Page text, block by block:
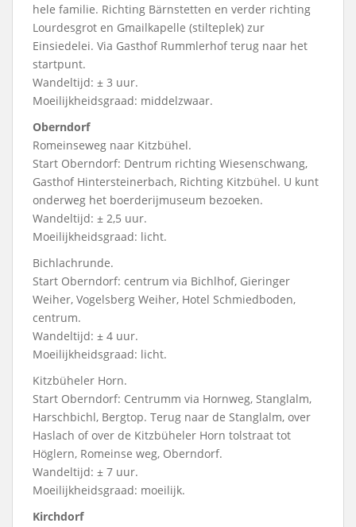
hele familie. Richting Bärnstetten en verder richting
Lourdesgrot en Gmailkapelle (stilteplek) zur
Einsiedelei. Via Gasthof Rummlerhof terug naar het
startpunt.
Wandeltijd: ± 3 uur.
Moeilijkheidsgraad: middelzwaar.
Oberndorf
Romeinseweg naar Kitzbühel.
Start Oberndorf: Dentrum richting Wiesenschwang,
Gasthof Hintersteinerbach, Richting Kitzbühel. U kunt
onderweg het boerderijmuseum bezoeken.
Wandeltijd: ± 2,5 uur.
Moeilijkheidsgraad: licht.
Bichlachrunde.
Start Oberndorf: centrum via Bichlhof, Gieringer
Weiher, Vogelsberg Weiher, Hotel Schmiedboden,
centrum.
Wandeltijd: ± 4 uur.
Moeilijkheidsgraad: licht.
Kitzbüheler Horn.
Start Oberndorf: Centrumm via Hornweg, Stanglalm,
Harschbichl, Bergtop. Terug naar de Stanglalm, over
Haslach of over de Kitzbüheler Horn tolstraat tot
Höglern, Romeinse weg, Oberndorf.
Wandeltijd: ± 7 uur.
Moeilijkheidsgraad: moeilijk.
Kirchdorf